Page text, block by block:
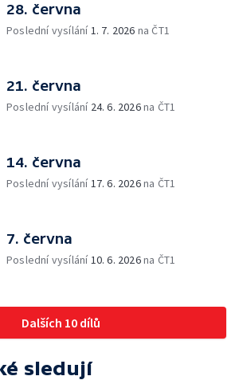
28. června
Poslední vysílání1. 7. 2026 na ČT1
21. června
Poslední vysílání 24. 6. 2026na ČT1
14. června
Poslední vysílání17. 6. 2026na ČT1
7. června
Poslední vysílání10. 6. 2026na ČT1
Dalších 10 dílů
sledují